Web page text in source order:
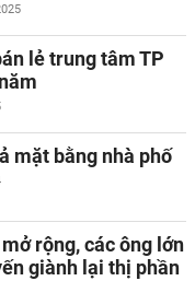
lẻ trung tâm TP
mặt bằng nhà phố
rộng, các ông lớn
giành lại thị phần